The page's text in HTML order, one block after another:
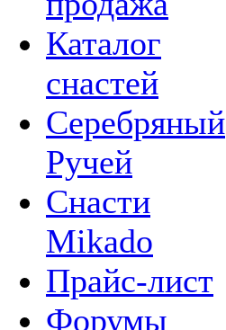
Каталог
снастей
Серебряный
Ручей
Снасти
Mikado
Прайс-лист
Форумы